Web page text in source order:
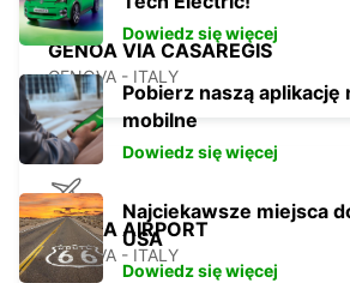
GENOA VIA CASAREGIS
GENOVA - ITALY
GENOA AIRPORT
GENOVA - ITALY
Dowiedz się więcej
Pobierz naszą aplikację
mobilne
Dowiedz się więcej
Najciekawsze miejsca
USA
Dowiedz się więcej